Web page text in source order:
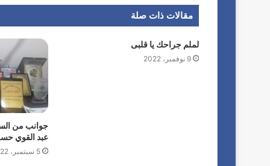
مقالات ذات صلة
لملم جراحك يا قلبى
9 نوفمبر، 2022
جوانب من
عبد القوي
5 سبتمبر، 2022